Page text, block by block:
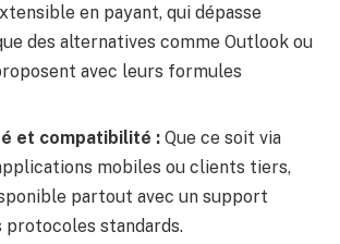
en payant, qui dépasse
des alternatives comme Outlook ou
avec leurs formules
et compatibilité : Que ce soit via
mobiles ou clients tiers,
partout avec un support
protocoles standards.